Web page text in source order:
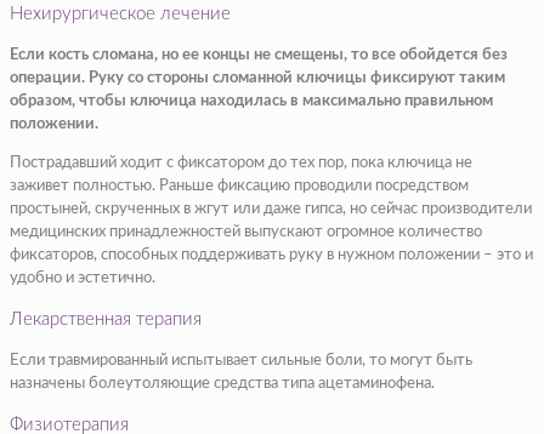
Нехирургическое лечение
Если кость сломана, но ее концы не смещены, то все обойдется без
операции. Руку со стороны сломанной ключицы фиксируют таким
образом, чтобы ключица находилась в максимально правильном
положении.
Пострадавший ходит с фиксатором до тех пор, пока ключица не
заживет полностью. Раньше фиксацию проводили посредством
простыней, скрученных в жгут или даже гипса, но сейчас производители
медицинских принадлежностей выпускают огромное количество
фиксаторов, способных поддерживать руку в нужном положении – это и
удобно и эстетично.
Лекарственная терапия
Если травмированный испытывает сильные боли, то могут быть
назначены болеутоляющие средства типа ацетаминофена.
Физиотерапия